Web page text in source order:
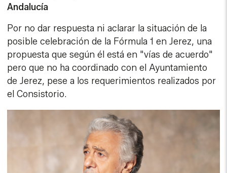
Andalucía
Por no dar respuesta ni aclarar la situación de la
posible celebración de la Fórmula 1 en Jerez, una
propuesta que según él está en "vías de acuerdo"
pero que no ha coordinado con el Ayuntamiento
de Jerez, pese a los requerimientos realizados por
el Consistorio.